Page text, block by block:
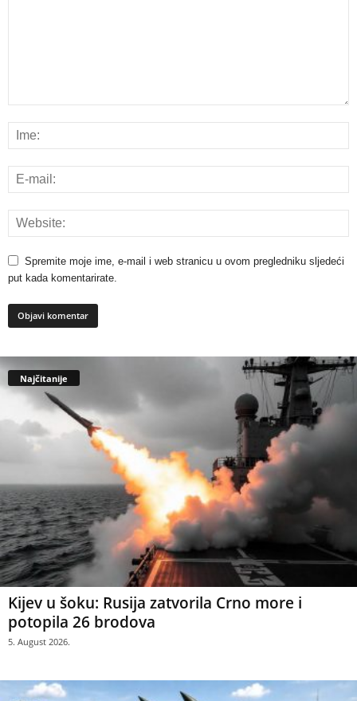
Spremite moje ime, e-mail i web stranicu u ovom pregledniku sljedeći
put kada komentarirate.
Najčitanije
Kijev u šoku: Rusija zatvorila Crno more i
potopila 26 brodova
5. August 2026.